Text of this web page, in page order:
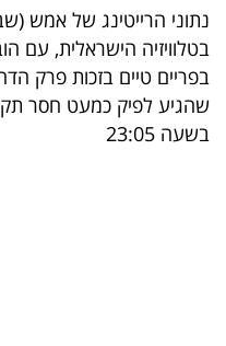
ספורט
קריירה
ולימודים
נתוני הרייטינג של אמש
בטלוויזיה הישראלית, עם
בפריים טיים בזכות פרק
בשעה 23:05